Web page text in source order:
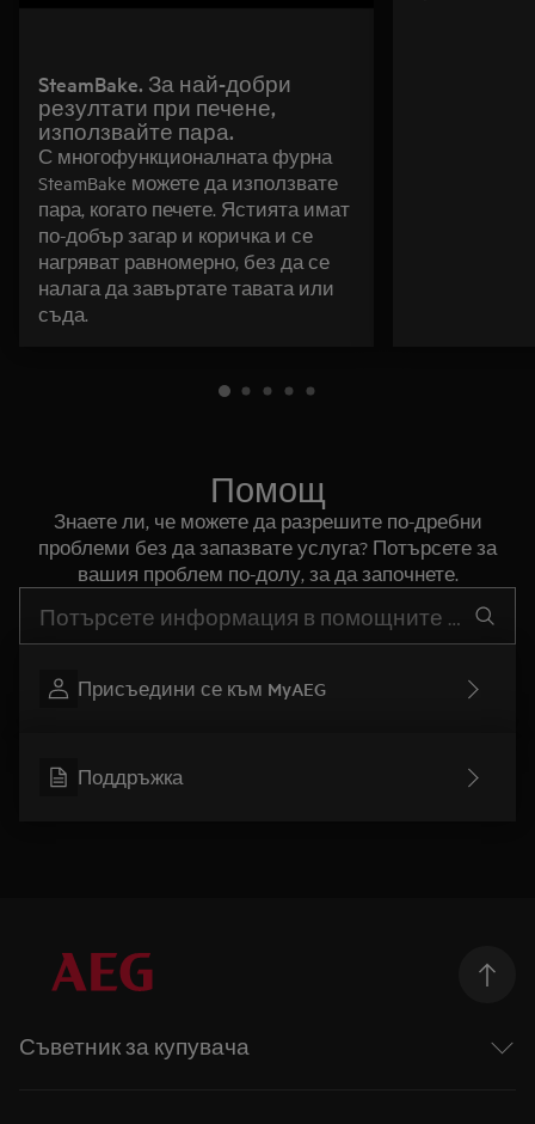
SteamBake. За най-добри
резултати при печене,
използвайте пара.
С многофункционалната фурна
SteamBake можете да използвате
пара, когато печете. Ястията имат
по-добър загар и коричка и се
нагряват равномерно, без да се
налага да завъртате тавата или
съда.
Помощ
Знаете ли, че можете да разрешите по-дребни
проблеми без да запазвате услуга? Потърсете за
вашия проблем по-долу, за да започнете.
Присъедини се към MyAEG
Поддръжка
Съветник за купувача